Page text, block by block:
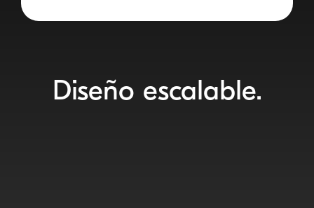
Diseño escalable.